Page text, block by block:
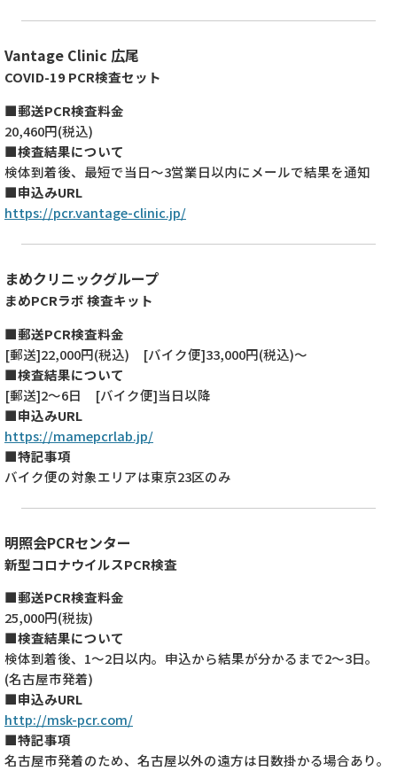
Vantage Clinic 広尾
COVID-19 PCR検査セット
■郵送PCR検査料金
20,460円(税込)
■検査結果について
検体到着後、最短で当日～3営業日以内にメールで結果を通知
■申込みURL
https://pcr.vantage-clinic.jp/
まめクリニックグループ
まめPCRラボ 検査キット
■郵送PCR検査料金
[郵送]22,000円(税込) [バイク便]33,000円(税込)～
■検査結果について
[郵送]2～6日 [バイク便]当日以降
■申込みURL
https://mamepcrlab.jp/
■特記事項
バイク便の対象エリアは東京23区のみ
明照会PCRセンター
新型コロナウイルスPCR検査
■郵送PCR検査料金
25,000円(税抜)
■検査結果について
検体到着後、1～2日以内。申込から結果が分かるまで2～3日。
(名古屋市発着)
■申込みURL
http://msk-pcr.com/
■特記事項
名古屋市発着のため、名古屋以外の遠方は日数掛かる場合あり。